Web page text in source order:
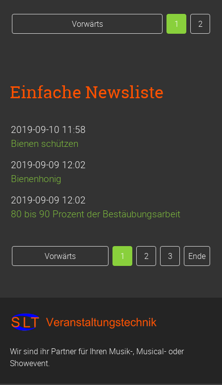
Vorwärts 1 2
Einfache Newsliste
2019-09-10 11:58
Bienen schützen
2019-09-09 12:02
Bienenhonig
2019-09-09 12:02
80 bis 90 Prozent der Bestäubungsarbeit
Vorwärts 1 2 3 Ende
Wir sind ihr Partner für Ihren Musik-, Musical- oder
Showevent.